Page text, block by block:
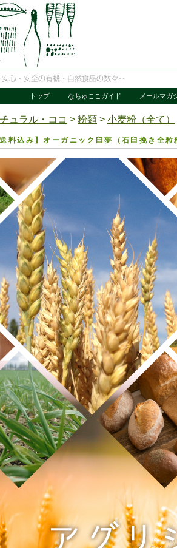
トップ なちゅここガイド メールマガ
ュラル・ココ > 粉類 > 小麦粉（全て）
料込み】オーガニック臼夢（石臼挽き全